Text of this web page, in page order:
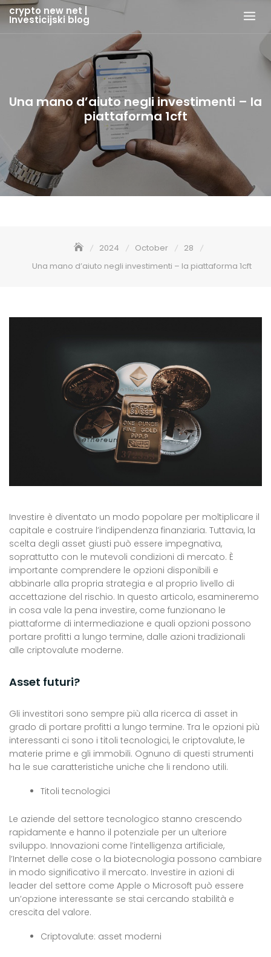
Skipcrypto new net |
Investicijski blog
Una mano d’aiuto negli investimenti – la
piattaforma 1cft
2024 October
28
Una mano d’aiuto negli investimenti – la piattaforma 1cft
Investire è diventato un modo popolare per moltiplicare il
capitale e costruire l’indipendenza finanziaria. Tuttavia, la
scelta degli asset giusti può essere impegnativa,
soprattutto con le mutevoli condizioni di mercato. È
importante comprendere le opzioni disponibili e
abbinarle alla propria strategia e al proprio livello di
accettazione del rischio. In questo articolo, esamineremo
in cosa vale la pena investire, come funzionano le
piattaforme di intermediazione e quali opzioni possono
portare profitti a lungo termine, dalle azioni tradizionali
alle criptovalute moderne.
Asset futuri?
Gli investitori sono sempre più alla ricerca di asset in
grado di portare profitti a lungo termine. Tra le opzioni più
interessanti ci sono i titoli tecnologici, le criptovalute, le
materie prime e gli immobili. Ognuno di questi strumenti
ha le sue caratteristiche uniche che li rendono utili.
Titoli tecnologici
Le aziende del settore tecnologico stanno crescendo
rapidamente e hanno il potenziale per un ulteriore
sviluppo. Innovazioni come l’intelligenza artificiale,
l’Internet delle cose o la biotecnologia possono cambiare
in modo significativo il mercato. Investire in azioni di
leader del settore come Apple o Microsoft può essere
un’opzione interessante se stai cercando stabilità e
crescita del valore.
Criptovalute: asset moderni